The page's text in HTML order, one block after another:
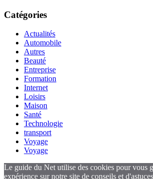
Catégories
Actualités
Automobile
Autres
Beauté
Entreprise
Formation
Internet
Loisirs
Maison
Santé
Technologie
transport
Voyage
Voyage
Le guide du Net utilise des cookies pour vous
expérience sur notre site de conseils et